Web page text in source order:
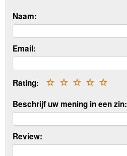
Naam:
Email:
Rating: ☆
☆
☆
☆
☆
Beschrijf uw mening in een zin:
Review: